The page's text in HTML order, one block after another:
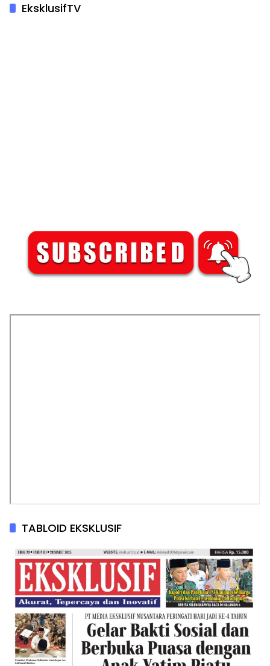
EksklusifTV
TABLOID EKSKLUSIF